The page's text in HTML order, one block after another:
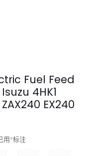
Fuel Feed
4HK1
EX240
用*标注